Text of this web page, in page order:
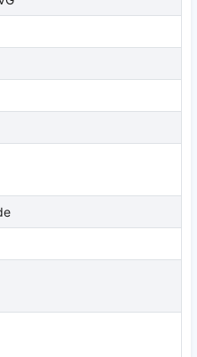
Inverter tiết
với khả năng tiết kiệm
và êm ái với 36 cấp độ